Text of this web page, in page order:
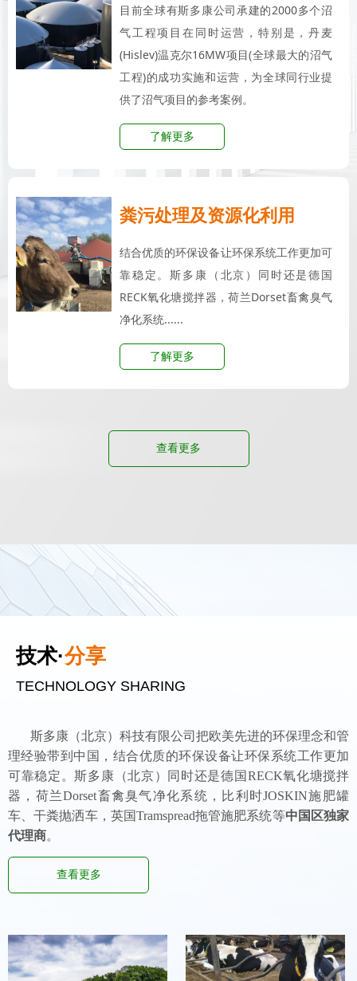
目前全球有斯多康公司承建的2000多个沼
气工程项目在同时运营，特别是，丹麦
(Hislev)温克尔16MW项目(全球最大的沼气
工程)的成功实施和运营，为全球同行业提
供了沼气项目的参考案例。
了解更多
粪污处理及资源化利用
结合优质的环保设备让环保系统工作更加可
靠稳定。斯多康（北京）同时还是德国
RECK氧化塘搅拌器，荷兰Dorset畜禽臭气
净化系统......
了解更多
查看更多
技术·分享
TECHNOLOGY SHARING
斯多康（北京）科技有限公司把欧美先进的环保理念和管
理经验带到中国，结合优质的环保设备让环保系统工作更加
可靠稳定。斯多康（北京）同时还是德国RECK氧化塘搅拌
器，荷兰Dorset畜禽臭气净化系统，比利时JOSKIN施肥罐
车、干粪抛洒车，英国Tramspread拖管施肥系统等中国区独家
代理商。
查看更多